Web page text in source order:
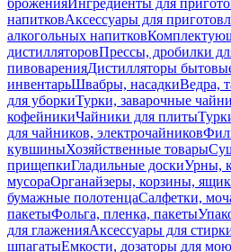
броженияИнгредиенты для
напитковАксессуары для
алкогольных напитков
дистилляторовПрессы, дробилки
пивоваренияДистилляторы
инвентарьШвабры, насадкиВедра,
для уборкиТурки, заварочные
кофейникиЧайники для плиты
для чайников, электрочайников
кувшиныХозяйственные товары
прищепкиГладильные доскиУрны,
мусораОрганайзеры, корзины,
бумажные полотенцаСалфетки,
пакетыФольга, пленка, пакеты
для глаженияАксессуары для
шпагатыЕмкости, дозаторы для